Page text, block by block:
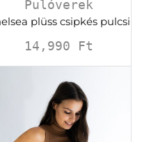
Pulóverek
plüss csipkés pulcsi
14,990 Ft